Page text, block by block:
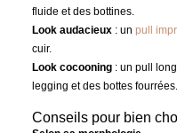
fluide et des bottines.
Look audacieux : un pull
cuir.
Look cocooning : un pull
legging et des bottes fourrées.
Conseils pour bien